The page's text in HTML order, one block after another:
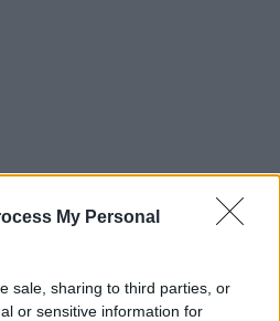
My Personal
sale, sharing to third parties, or
or sensitive information for